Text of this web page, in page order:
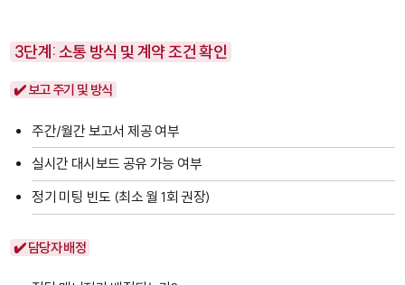
3단계: 소통 방식 및 계약 조건 확인
✔️ 보고 주기 및 방식
주간/월간 보고서 제공 여부
실시간 대시보드 공유 가능 여부
정기 미팅 빈도 (최소 월 1회 권장)
✔️ 담당자 배정